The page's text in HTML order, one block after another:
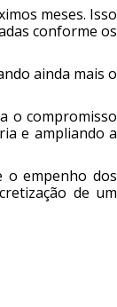
meses. Isso
conforme os
ainda mais o
o compromisso
e ampliando a
o empenho dos
de um